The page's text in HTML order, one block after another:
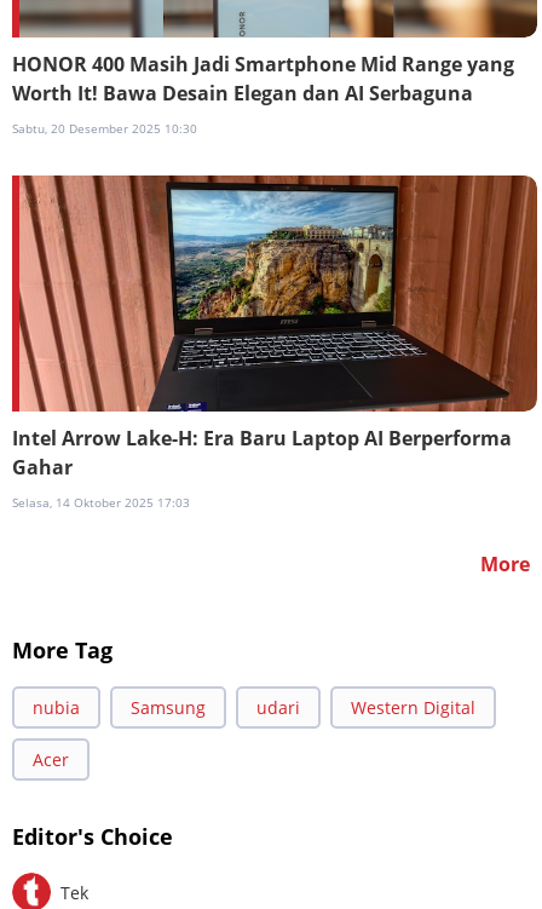
HONOR 400 Masih Jadi Smartphone Mid Range yang
Worth It! Bawa Desain Elegan dan AI Serbaguna
Sabtu, 20 Desember 2025 10:30
Intel Arrow Lake-H: Era Baru Laptop AI Berperforma
Gahar
Selasa, 14 Oktober 2025 17:03
More
More Tag
nubia Samsung udari Western Digital
Acer
Editor's Choice
Tek